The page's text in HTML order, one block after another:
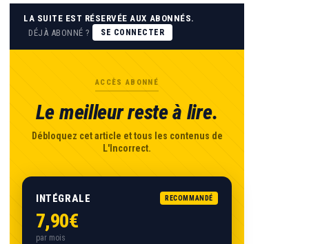
LA SUITE EST RÉSERVÉE AUX ABONNÉS.
DÉJÀ ABONNÉ ?
SE CONNECTER
ACCÈS ABONNÉ
Le meilleur reste à lire.
Débloquez cet article et tous les contenus de
L'Incorrect.
INTÉGRALE RECOMMANDÉ
7,90€
par mois